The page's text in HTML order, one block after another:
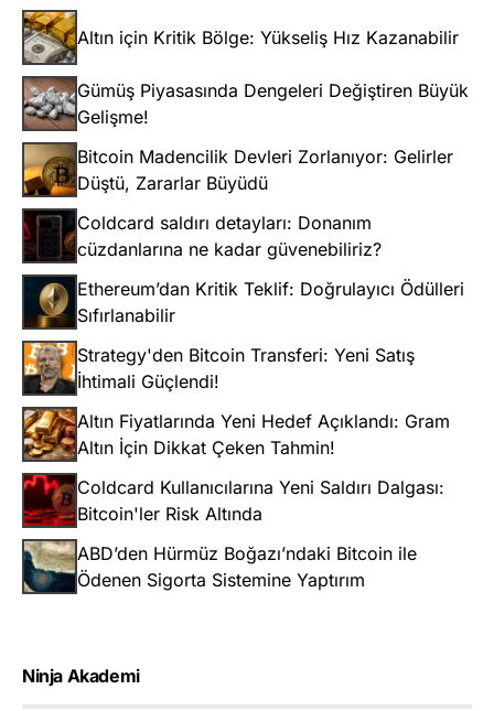
Altın için Kritik Bölge: Yükseliş Hız Kazanabilir
Gümüş Piyasasında Dengeleri Değiştiren Büyük
Gelişme!
Bitcoin Madencilik Devleri Zorlanıyor: Gelirler
Düştü, Zararlar Büyüdü
Coldcard saldırı detayları: Donanım
cüzdanlarına ne kadar güvenebiliriz?
Ethereum’dan Kritik Teklif: Doğrulayıcı Ödülleri
Sıfırlanabilir
Strategy'den Bitcoin Transferi: Yeni Satış
İhtimali Güçlendi!
Altın Fiyatlarında Yeni Hedef Açıklandı: Gram
Altın İçin Dikkat Çeken Tahmin!
Coldcard Kullanıcılarına Yeni Saldırı Dalgası:
Bitcoin'ler Risk Altında
ABD’den Hürmüz Boğazı’ndaki Bitcoin ile
Ödenen Sigorta Sistemine Yaptırım
Ninja Akademi